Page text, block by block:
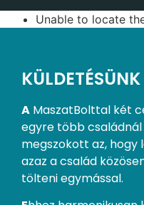
Unable to locate
KÜLDETÉSÜNK
A MaszatBolttal két
egyre több
megszokott az, hogy
azaz a család
tölteni egymással.